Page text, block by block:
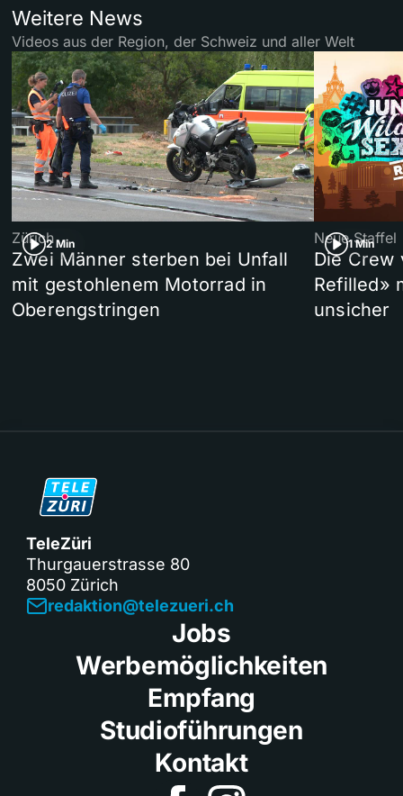
Weitere News
Videos aus der Region, der Schweiz und aller Welt
2 Min
Zürich
Zwei Männer sterben bei Unfall
mit gestohlenem Motorrad in
Oberengstringen
1 Min
Neue Staffel
Die Crew
Refilled»
unsicher
TeleZüri
Thurgauerstrasse 80
8050 Zürich
redaktion@telezueri.ch
Jobs
Werbemöglichkeiten
Empfang
Studioführungen
Kontakt